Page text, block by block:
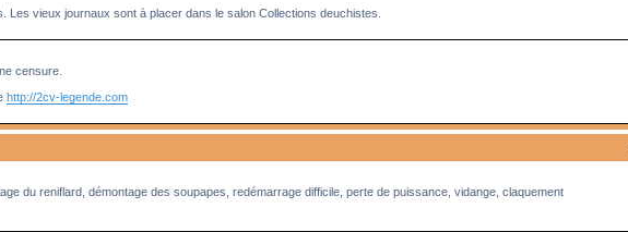
Les vieux journaux sont à placer dans le salon Collections deuchistes.
censure.
http://2cv-legende.com
du reniflard, démontage des soupapes, redémarrage difficile, perte de puissance, vidange, claquement